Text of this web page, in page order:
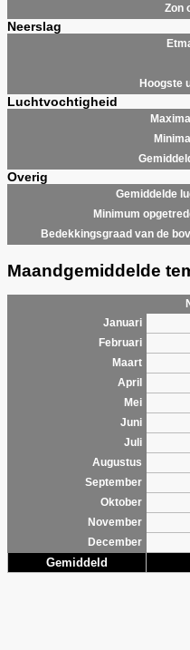
Zon
Neerslag
Hoogste
Luchtvochtigheid
Overig
Gemiddelde
Minimum
Bedekkingsgraad van de
Maandgemiddelde
Januari
Februari
Maart
April
Mei
Juni
Juli
Augustus
September
Oktober
November
December
Gemiddeld